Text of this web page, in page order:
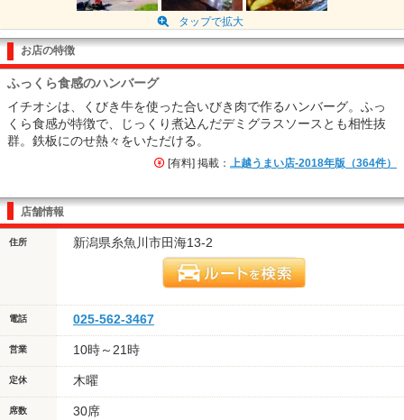
タップで拡大
お店の特徴
ふっくら食感のハンバーグ
イチオシは、くびき牛を使った合いびき肉で作るハンバーグ。ふっ
くら食感が特徴で、じっくり煮込んだデミグラスソースとも相性抜
群。鉄板にのせ熱々をいただける。
[有料] 掲載： 上越うまい店-2018年版（364件）
店舗情報
住所 新潟県糸魚川市田海13-2
電話 025-562-3467
営業 10時～21時
定休 木曜
席数 30席